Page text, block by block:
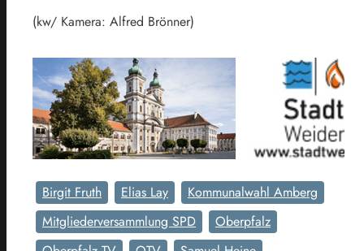
(kw/ Kamera: Alfred Brönner)
Birgit Fruth Elias Lay
Kommunalwahl Amberg
Mitgliederversammlung SPD
Oberpfalz